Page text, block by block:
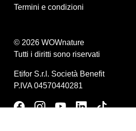
Termini e condizioni
© 2026 WOWnature
Tutti i diritti sono riservati
Etifor S.r.l. Società Benefit
P.IVA 04570440281